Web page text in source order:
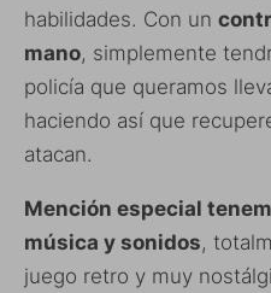
habilidades. Con un
mano, simplemente
policía que queramos
haciendo así que
atacan.
Mención especial
música y sonidos,
juego retro y muy